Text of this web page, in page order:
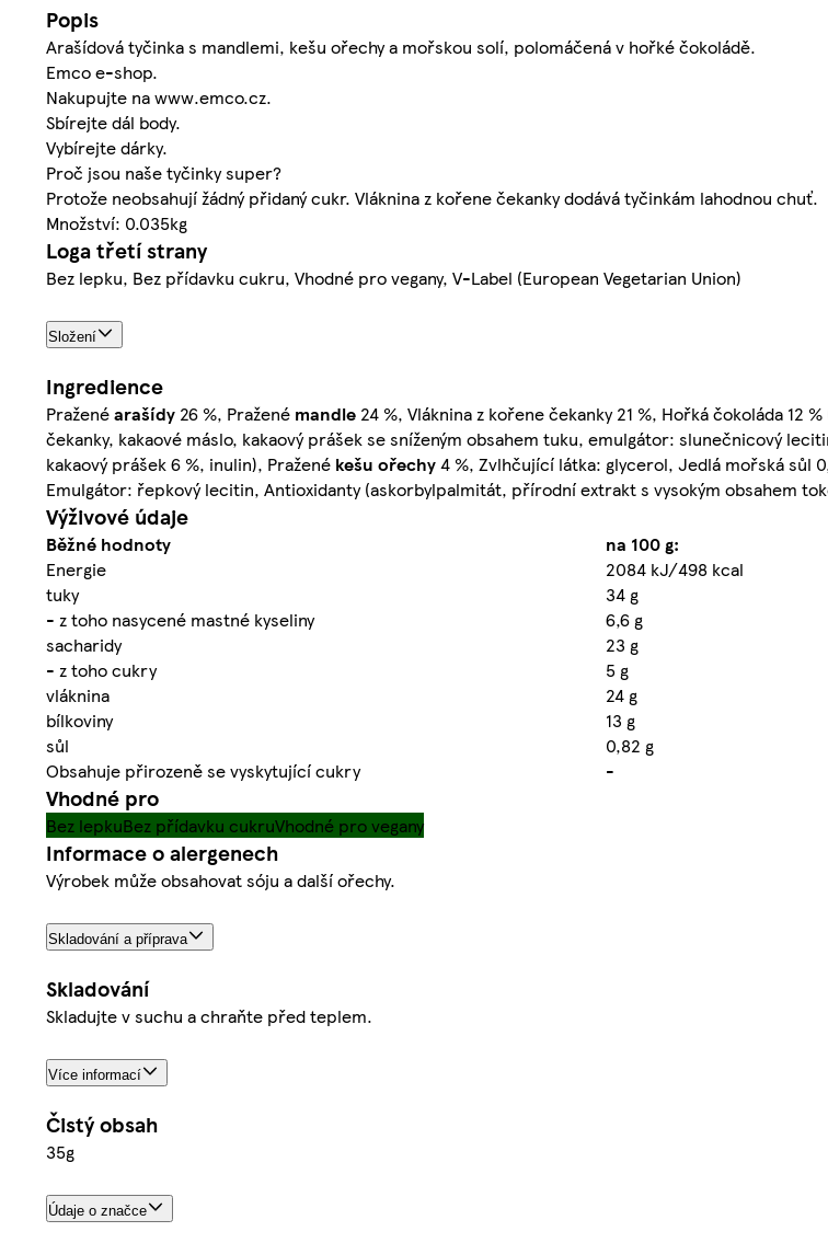
Popis
Arašídová tyčinka s mandlemi, kešu ořechy a mořskou solí, polomáčená v hořké čokoládě.
Emco e-shop.
Nakupujte na www.emco.cz.
Sbírejte dál body.
Vybírejte dárky.
Proč jsou naše tyčinky super?
Protože neobsahují žádný přidaný cukr. Vláknina z kořene čekanky dodává tyčinkám lahodnou chuť.
Množství: 0.035kg
Loga třetí strany
Bez lepku, Bez přídavku cukru, Vhodné pro vegany, V-Label (European Vegetarian Union)
Složení
Ingredience
Praženéarašídy 26 %, Pražené mandle 24 %, Vláknina z kořene čekanky 21 %, Hořká čokoláda 12
čekanky, kakaové máslo, kakaový prášek se sníženým obsahem tuku, emulgátor: slunečnicový
kakaový prášek 6 %, inulin), Pražené kešu ořechy4 %, Zvlhčující látka: glycerol, Jedlá mořská sůl
Emulgátor: řepkový lecitin, Antioxidanty (askorbylpalmitát, přírodní extrakt s vysokým obsahem
Výživové údaje
Běžné hodnoty
na 100 g:
Energie
2084 kJ/498 kcal
tuky
34 g
- z toho nasycené mastné kyseliny
6,6 g
sacharidy
23 g
- z toho cukry
5 g
vláknina
24 g
bílkoviny
13 g
sůl
0,82 g
Obsahuje přirozeně se vyskytující cukry
-
Vhodné pro
Bez lepkuBez přídavku cukruVhodné pro vegany
Informace o alergenech
Výrobek může obsahovat sóju a další ořechy.
Skladování a příprava
Skladování
Skladujte v suchu a chraňte před teplem.
Více informací
Čistý obsah
35g
Údaje o značce